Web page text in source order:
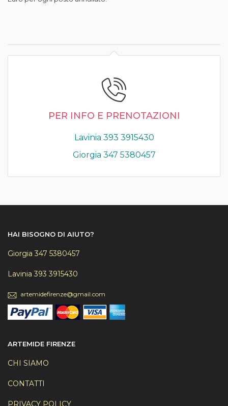
PER INFO E PRENOTAZIONI
Lavinia 393 3915430
Giorgia 347 5380457
HAI BISOGNO DI AIUTO?
Giorgia 347 5380457
Lavinia 393 3915430
artemidefirenze@gmail.com
ARTEMIDE FIRENZE
CHI SIAMO
CONTATTI
PRIVACY POLICY